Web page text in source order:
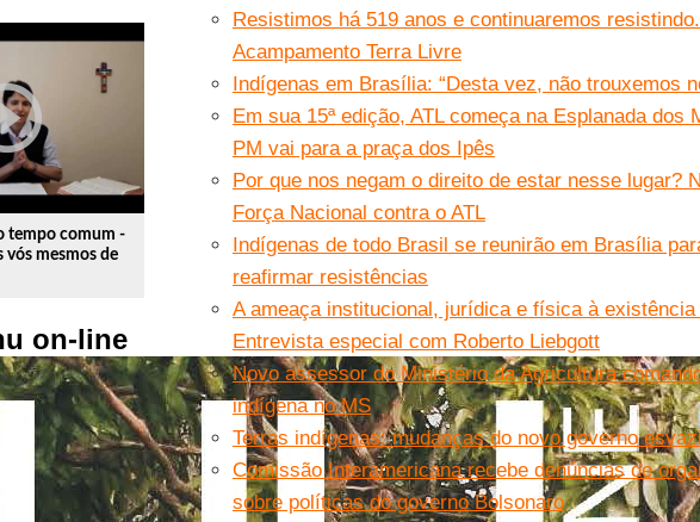
tempo comum -
vós mesmos de
on-line
Resistimos há 519 anos e continuaremos
Acampamento Terra Livre
Indígenas em Brasília: “Desta vez, não trouxemos
Em sua 15ª edição, ATL começa na Esplanada dos
PM vai para a praça dos Ipês
Por que nos negam o direito de estar nesse lugar?
Força Nacional contra o ATL
Indígenas de todo Brasil se reunirão em Brasília
reafirmar resistências
A ameaça institucional, jurídica e física à
Entrevista especial com Roberto Liebgott
Novo assessor do Ministério da Agricultura
indígena no MS
Terras indígenas: mudanças do novo governo
Comissão Interamericana recebe denúncias de
sobre políticas do governo Bolsonaro